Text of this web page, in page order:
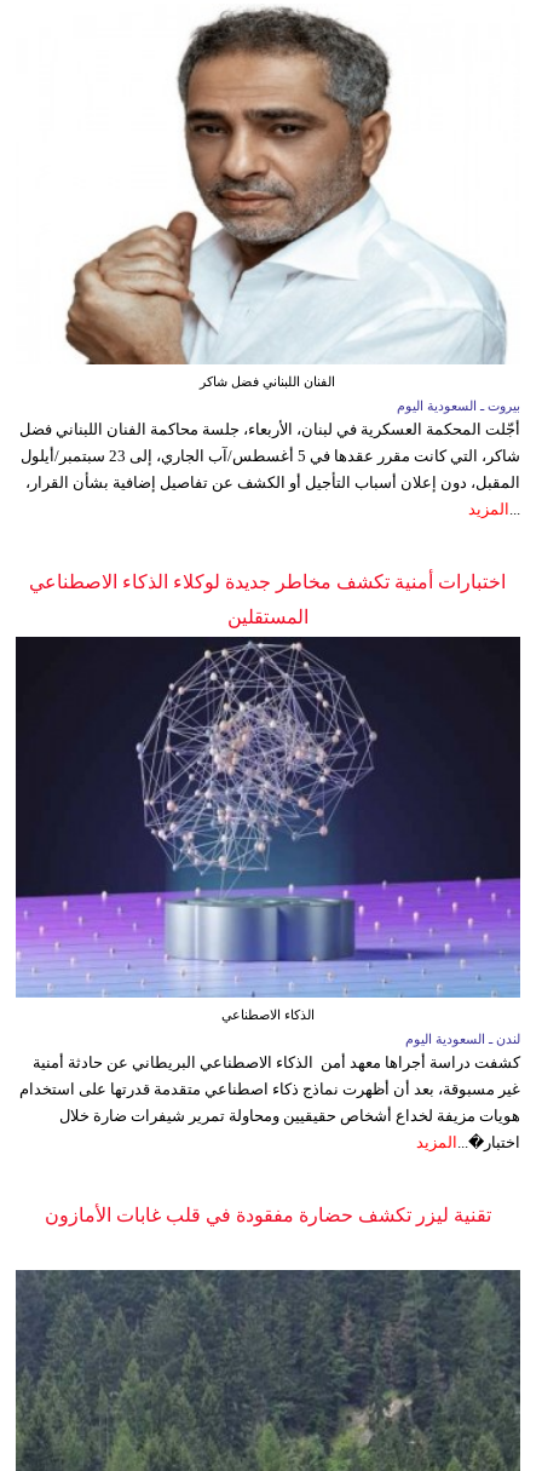
الفنان اللبناني فضل شاكر
بيروت ـ السعودية اليوم
أجّلت المحكمة العسكرية في لبنان، الأربعاء، جلسة محاكمة الفنان اللبناني فضل
شاكر، التي كانت مقرر عقدها في 5 أغسطس/آب الجاري، إلى 23 سبتمبر/أيلول
المقبل، دون إعلان أسباب التأجيل أو الكشف عن تفاصيل إضافية بشأن القرار،
... المزيد
اختبارات أمنية تكشف مخاطر جديدة لوكلاء الذكاء الاصطناعي
المستقلين
الذكاء الاصطناعي
لندن ـ السعودية اليوم
كشفت دراسة أجراها معهد أمن الذكاء الاصطناعي البريطاني عن حادثة أمنية
غير مسبوقة، بعد أن أظهرت نماذج ذكاء اصطناعي متقدمة قدرتها على استخدام
هويات مزيفة لخداع أشخاص حقيقيين ومحاولة تمرير شيفرات ضارة خلال
اختبار�...
المزيد
تقنية ليزر تكشف حضارة مفقودة في قلب غابات الأمازون